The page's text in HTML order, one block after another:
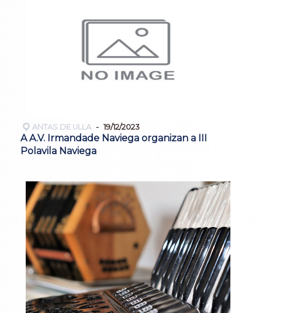
ANTAS DE ULLA 19/12/2023
A A.V. Irmandade Naviega organizan a III
Polavila Naviega